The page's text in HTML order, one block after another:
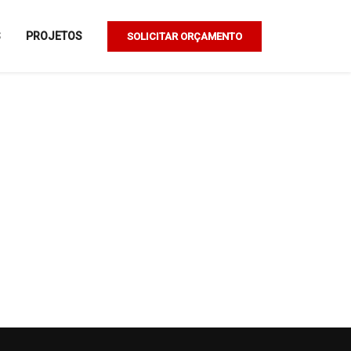
PROJETOS SOLICITAR ORÇAMENTO